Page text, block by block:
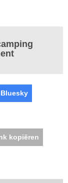
kopiëren